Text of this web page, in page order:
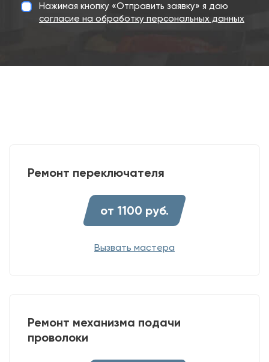
Нажимая кнопку «Отправить заявку» я даю
согласие на обработку персональных данных
Ремонт переключателя
от 1100 руб.
Вызвать мастера
Ремонт механизма подачи
проволоки